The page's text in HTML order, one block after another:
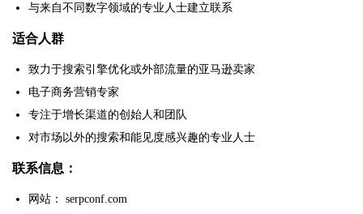
与来自不同数字领域的专业人士建立联系
适合人群
致力于搜索引擎优化或外部流量的亚马逊卖家
电子商务营销专家
专注于增长渠道的创始人和团队
对市场以外的搜索和能见度感兴趣的专业人士
联系信息：
网站： serpconf.com